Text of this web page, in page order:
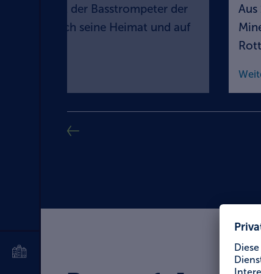
Spiel ist der Basstrompeter der
ihn durch seine Heimat und auf